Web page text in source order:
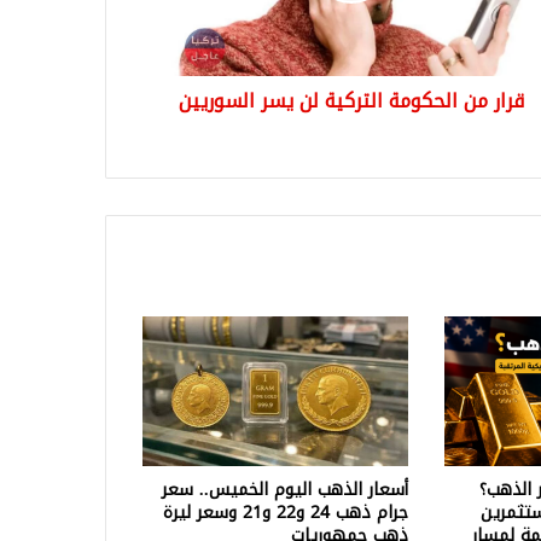
قرار من الحكومة التركية لن يسر السوريين
الذهب؟ أسعار الذهب اليوم الخميس.. سعر
جرام ذهب 24 و22 و21 وسعر ليرة